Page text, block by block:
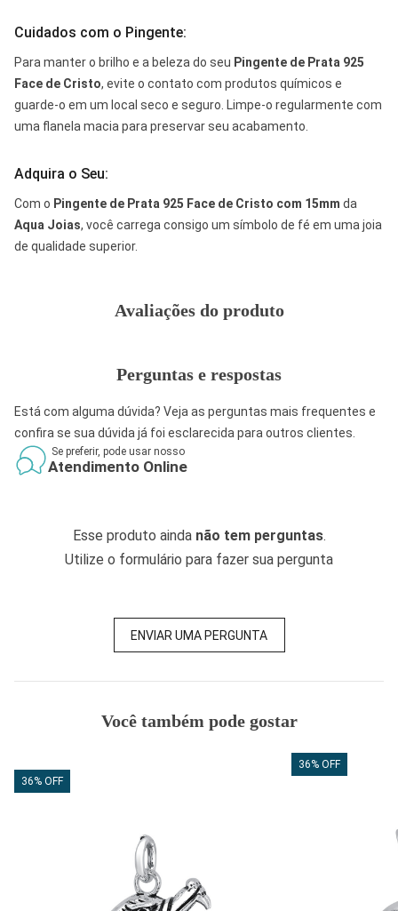
Cuidados com o Pingente:
Para manter o brilho e a beleza do seu Pingente de Prata 925
Face de Cristo, evite o contato com produtos químicos e
guarde-o em um local seco e seguro. Limpe-o regularmente com
uma flanela macia para preservar seu acabamento.
Adquira o Seu:
Com o Pingente de Prata 925 Face de Cristo com 15mm da
Aqua Joias, você carrega consigo um símbolo de fé em uma joia
de qualidade superior.
Avaliações do produto
Perguntas e respostas
Está com alguma dúvida? Veja as perguntas mais frequentes e
confira se sua dúvida já foi esclarecida para outros clientes.
Se preferir, pode usar nosso
Atendimento Online
Esse produto ainda não tem perguntas.
Utilize o formulário para fazer sua pergunta
ENVIAR UMA PERGUNTA
Você também pode gostar
36% OFF
36% OFF